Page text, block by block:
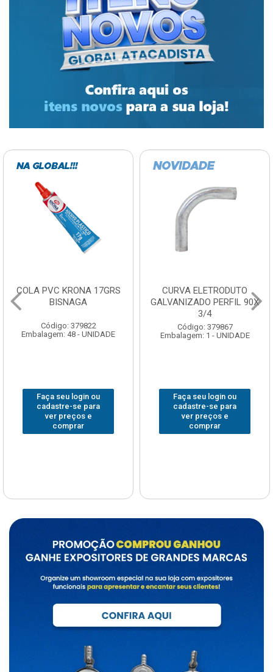
COLA PVC KRONA 17GRS
BISNAGA
Código: 379822
Embalagem: 48 - UNIDADE
Faça seu login ou
cadastre-se para
ver preços e
comprar
CURVA ELETRODUTO
GALVANIZADO PERFIL 90X
3/4
Código: 379867
Embalagem: 1 - UNIDADE
Faça seu login ou
cadastre-se para
ver preços e
comprar